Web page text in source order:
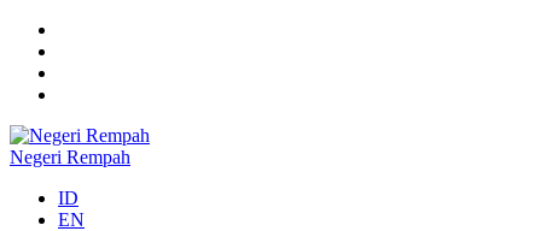
Negeri Rempah
ID
EN